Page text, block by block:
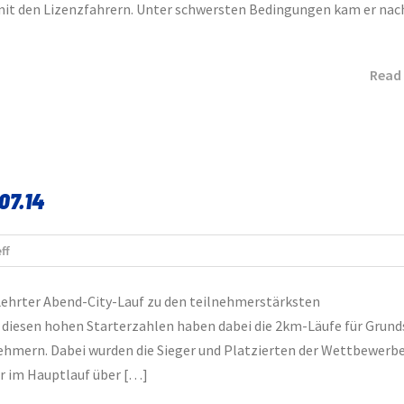
den Lizenzfahrern. Unter schwersten Bedingungen kam er
Abend-City-Lauf zu den teilnehmerstärksten
hohen Starterzahlen haben dabei die 2km-Läufe für
Dabei wurden die Sieger und Platzierten der
im Hauptlauf über […]